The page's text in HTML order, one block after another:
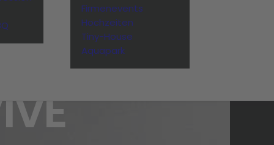
Firmenevents
Hochzeiten
Tiny-House
Aquapark